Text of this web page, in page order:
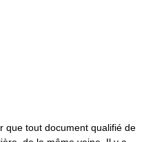
que tout document qualifié de